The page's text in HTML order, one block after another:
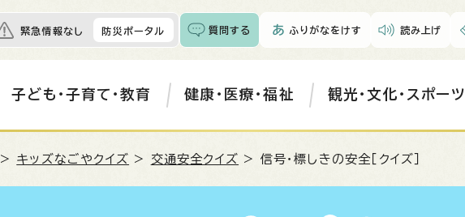
緊急情報なし 防災ポータル 質問する ふりがなをけす 読み上げ
子ども・子育て・教育 健康・医療・福祉 観光・文化・スポーツ
> キッズなごやクイズ > 交通安全クイズ > 信号・標しきの安全［クイズ］